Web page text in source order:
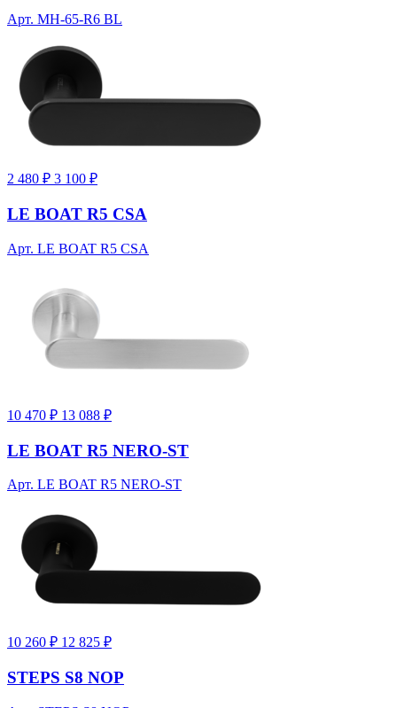
Арт. MH-65-R6 BL
2 480 ₽ 3 100 ₽
LE BOAT R5 CSA
Арт. LE BOAT R5 CSA
10 470 ₽ 13 088 ₽
LE BOAT R5 NERO-ST
Арт. LE BOAT R5 NERO-ST
10 260 ₽ 12 825 ₽
STEPS S8 NOP